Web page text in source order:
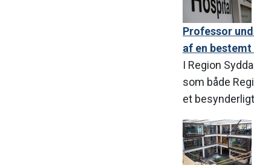
Professor
af en
I Region
som både
et